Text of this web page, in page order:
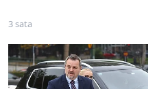
3 sata